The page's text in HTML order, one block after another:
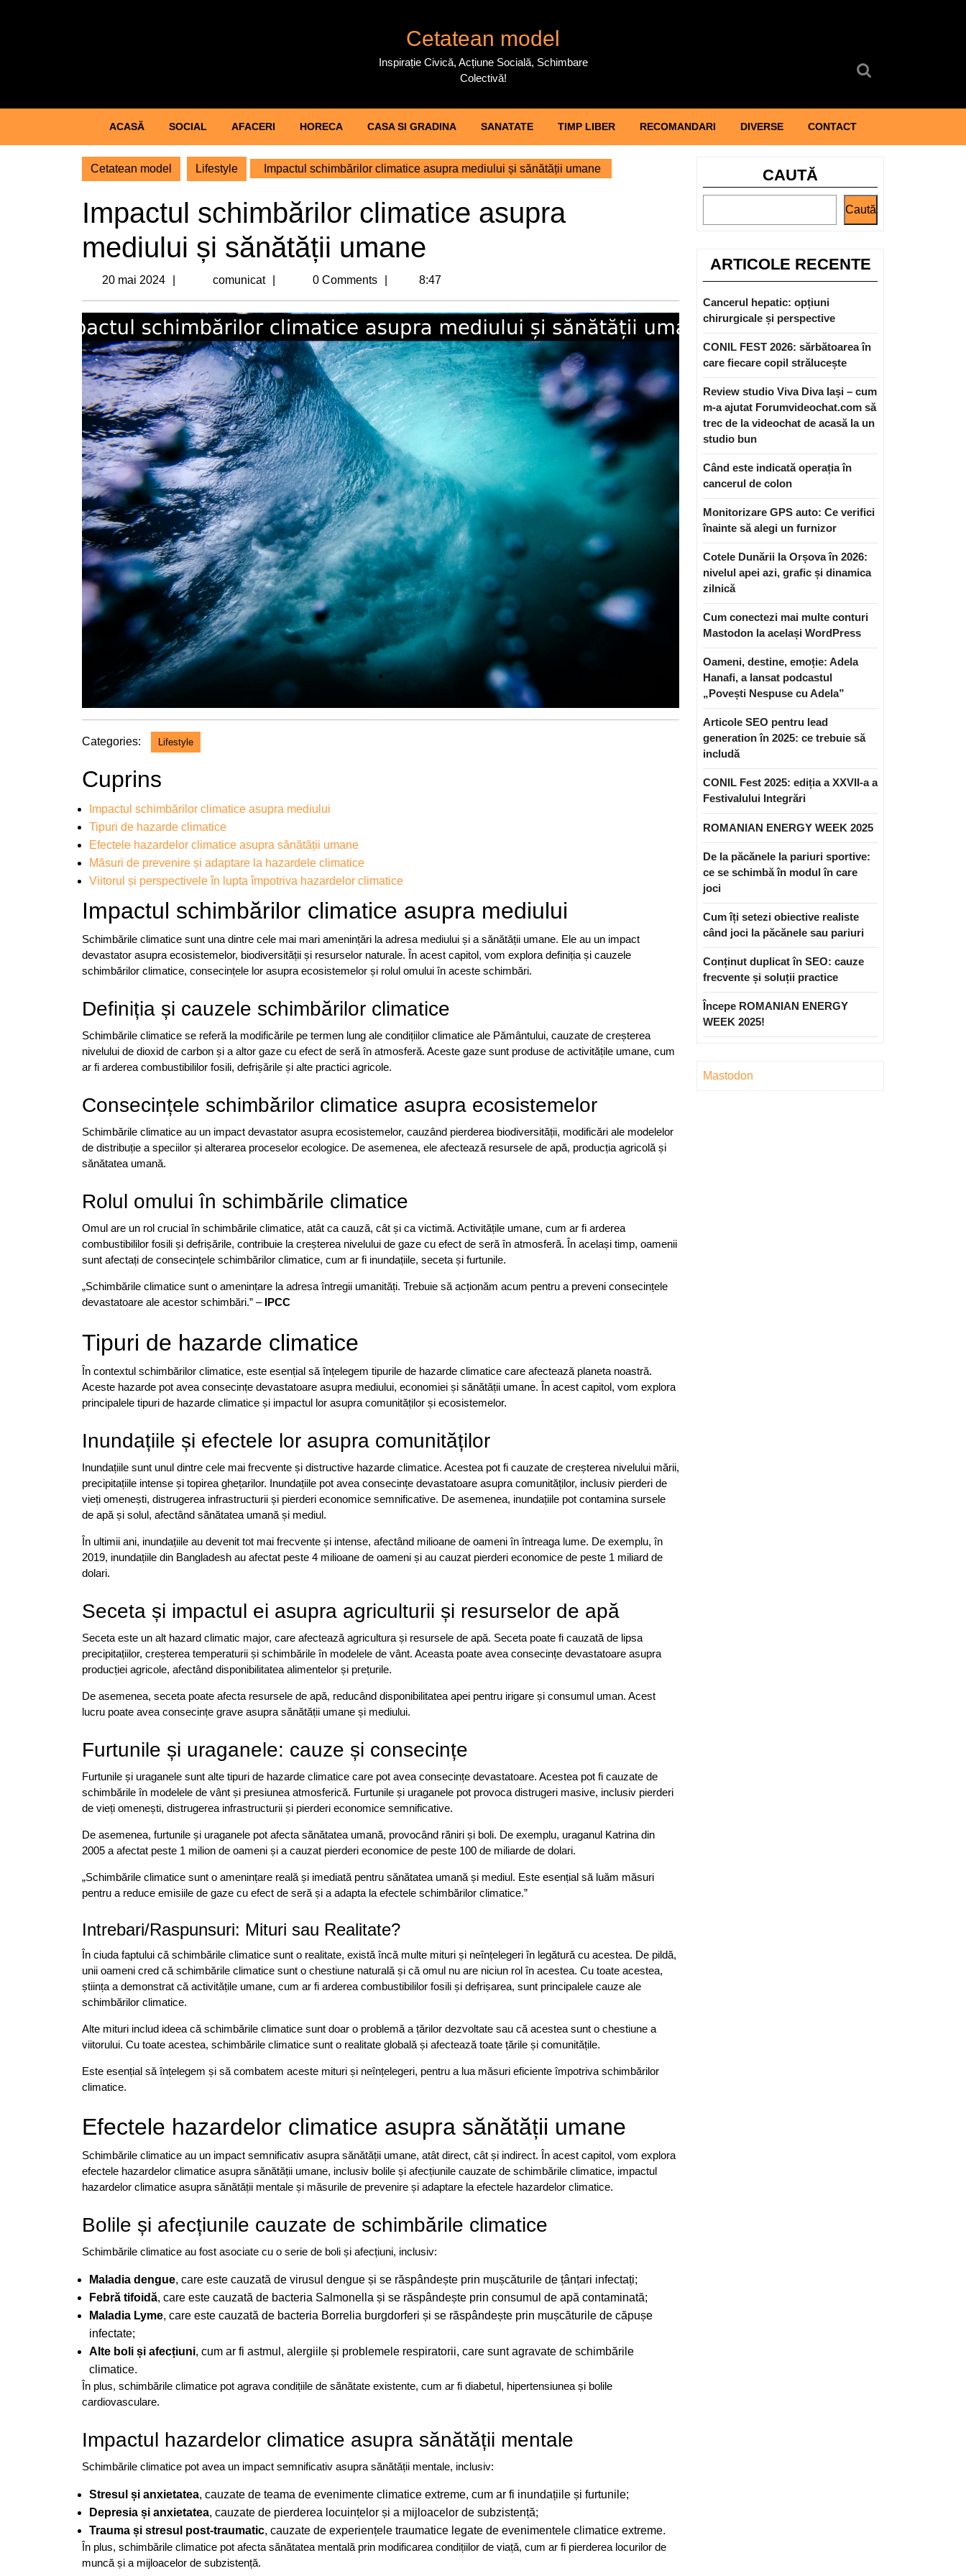
Cetatean model
Inspirație Civică, Acțiune Socială, Schimbare
Colectivă!
ACASĂ SOCIAL AFACERI HORECA CASA SI GRADINA SANATATE TIMP LIBER RECOMANDARI DIVERSE CONTACT
Cetatean model Lifestyle Impactul schimbărilor climatice asupra mediului și sănătății umane
Impactul schimbărilor climatice asupra
mediului și sănătății umane
20 mai 2024
2024
comunicat comunicat
0 Comments 8:47
Categories: Lifestyle
Cuprins
Impactul schimbărilor climatice asupra mediului
Tipuri de hazarde climatice
Efectele hazardelor climatice asupra sănătății umane
Măsuri de prevenire și adaptare la hazardele climatice
Viitorul și perspectivele în lupta împotriva hazardelor climatice
Impactul schimbărilor climatice asupra mediului
Schimbările climatice sunt una dintre cele mai mari amenințări la adresa mediului și a sănătății umane. Ele au un impact
devastator asupra ecosistemelor, biodiversității și resurselor naturale. În acest capitol, vom explora definiția și cauzele
schimbărilor climatice, consecințele lor asupra ecosistemelor și rolul omului în aceste schimbări.
Definiția și cauzele schimbărilor climatice
Schimbările climatice se referă la modificările pe termen lung ale condițiilor climatice ale Pământului, cauzate de creșterea
nivelului de dioxid de carbon și a altor gaze cu efect de seră în atmosferă. Aceste gaze sunt produse de activitățile umane, cum
ar fi arderea combustibililor fosili, defrișările și alte practici agricole.
Consecințele schimbărilor climatice asupra ecosistemelor
Schimbările climatice au un impact devastator asupra ecosistemelor, cauzând pierderea biodiversității, modificări ale modelelor
de distribuție a speciilor și alterarea proceselor ecologice. De asemenea, ele afectează resursele de apă, producția agricolă și
sănătatea umană.
Rolul omului în schimbările climatice
Omul are un rol crucial în schimbările climatice, atât ca cauză, cât și ca victimă. Activitățile umane, cum ar fi arderea
combustibililor fosili și defrișările, contribuie la creșterea nivelului de gaze cu efect de seră în atmosferă. În același timp, oamenii
sunt afectați de consecințele schimbărilor climatice, cum ar fi inundațiile, seceta și furtunile.
„Schimbările climatice sunt o amenințare la adresa întregii umanități. Trebuie să acționăm acum pentru a preveni consecințele
devastatoare ale acestor schimbări.” – IPCC
Tipuri de hazarde climatice
În contextul schimbărilor climatice, este esențial să înțelegem tipurile de hazarde climatice care afectează planeta noastră.
Aceste hazarde pot avea consecințe devastatoare asupra mediului, economiei și sănătății umane. În acest capitol, vom explora
principalele tipuri de hazarde climatice și impactul lor asupra comunităților și ecosistemelor.
Inundațiile și efectele lor asupra comunităților
Inundațiile sunt unul dintre cele mai frecvente și distructive hazarde climatice. Acestea pot fi cauzate de creșterea nivelului mării,
precipitațiile intense și topirea ghețarilor. Inundațiile pot avea consecințe devastatoare asupra comunităților, inclusiv pierderi de
vieți omenești, distrugerea infrastructurii și pierderi economice semnificative. De asemenea, inundațiile pot contamina sursele
de apă și solul, afectând sănătatea umană și mediul.
În ultimii ani, inundațiile au devenit tot mai frecvente și intense, afectând milioane de oameni în întreaga lume. De exemplu, în
2019, inundațiile din Bangladesh au afectat peste 4 milioane de oameni și au cauzat pierderi economice de peste 1 miliard de
dolari.
Seceta și impactul ei asupra agriculturii și resurselor de apă
Seceta este un alt hazard climatic major, care afectează agricultura și resursele de apă. Seceta poate fi cauzată de lipsa
precipitațiilor, creșterea temperaturii și schimbările în modelele de vânt. Aceasta poate avea consecințe devastatoare asupra
producției agricole, afectând disponibilitatea alimentelor și prețurile.
De asemenea, seceta poate afecta resursele de apă, reducând disponibilitatea apei pentru irigare și consumul uman. Acest
lucru poate avea consecințe grave asupra sănătății umane și mediului.
Furtunile și uraganele: cauze și consecințe
Furtunile și uraganele sunt alte tipuri de hazarde climatice care pot avea consecințe devastatoare. Acestea pot fi cauzate de
schimbările în modelele de vânt și presiunea atmosferică. Furtunile și uraganele pot provoca distrugeri masive, inclusiv pierderi
de vieți omenești, distrugerea infrastructurii și pierderi economice semnificative.
De asemenea, furtunile și uraganele pot afecta sănătatea umană, provocând răniri și boli. De exemplu, uraganul Katrina din
2005 a afectat peste 1 milion de oameni și a cauzat pierderi economice de peste 100 de miliarde de dolari.
„Schimbările climatice sunt o amenințare reală și imediată pentru sănătatea umană și mediul. Este esențial să luăm măsuri
pentru a reduce emisiile de gaze cu efect de seră și a adapta la efectele schimbărilor climatice.”
Intrebari/Raspunsuri: Mituri sau Realitate?
În ciuda faptului că schimbările climatice sunt o realitate, există încă multe mituri și neînțelegeri în legătură cu acestea. De pildă,
unii oameni cred că schimbările climatice sunt o chestiune naturală și că omul nu are niciun rol în acestea. Cu toate acestea,
știința a demonstrat că activitățile umane, cum ar fi arderea combustibililor fosili și defrișarea, sunt principalele cauze ale
schimbărilor climatice.
Alte mituri includ ideea că schimbările climatice sunt doar o problemă a țărilor dezvoltate sau că acestea sunt o chestiune a
viitorului. Cu toate acestea, schimbările climatice sunt o realitate globală și afectează toate țările și comunitățile.
Este esențial să înțelegem și să combatem aceste mituri și neînțelegeri, pentru a lua măsuri eficiente împotriva schimbărilor
climatice.
Efectele hazardelor climatice asupra sănătății umane
Schimbările climatice au un impact semnificativ asupra sănătății umane, atât direct, cât și indirect. În acest capitol, vom explora
efectele hazardelor climatice asupra sănătății umane, inclusiv bolile și afecțiunile cauzate de schimbările climatice, impactul
hazardelor climatice asupra sănătății mentale și măsurile de prevenire și adaptare la efectele hazardelor climatice.
Bolile și afecțiunile cauzate de schimbările climatice
Schimbările climatice au fost asociate cu o serie de boli și afecțiuni, inclusiv:
Maladia dengue, care este cauzată de virusul dengue și se răspândește prin mușcăturile de țânțari infectați;
Febră tifoidă, care este cauzată de bacteria Salmonella și se răspândește prin consumul de apă contaminată;
Maladia Lyme, care este cauzată de bacteria Borrelia burgdorferi și se răspândește prin mușcăturile de căpușe
infectate;
Alte boli și afecțiuni, cum ar fi astmul, alergiile și problemele respiratorii, care sunt agravate de schimbările
climatice.
În plus, schimbările climatice pot agrava condițiile de sănătate existente, cum ar fi diabetul, hipertensiunea și bolile
cardiovasculare.
Impactul hazardelor climatice asupra sănătății mentale
Schimbările climatice pot avea un impact semnificativ asupra sănătății mentale, inclusiv:
Stresul și anxietatea, cauzate de teama de evenimente climatice extreme, cum ar fi inundațiile și furtunile;
Depresia și anxietatea, cauzate de pierderea locuințelor și a mijloacelor de subzistență;
Trauma și stresul post-traumatic, cauzate de experiențele traumatice legate de evenimentele climatice extreme.
În plus, schimbările climatice pot afecta sănătatea mentală prin modificarea condițiilor de viață, cum ar fi pierderea locurilor de
muncă și a mijloacelor de subzistență.
CAUTĂ
Caută
ARTICOLE RECENTE
Cancerul hepatic: opțiuni
chirurgicale și perspective
CONIL FEST 2026: sărbătoarea în
care fiecare copil strălucește
Review studio Viva Diva Iași – cum
m-a ajutat Forumvideochat.com să
trec de la videochat de acasă la un
studio bun
Când este indicată operația în
cancerul de colon
Monitorizare GPS auto: Ce verifici
înainte să alegi un furnizor
Cotele Dunării la Orșova în 2026:
nivelul apei azi, grafic și dinamica
zilnică
Cum conectezi mai multe conturi
Mastodon la același WordPress
Oameni, destine, emoție: Adela
Hanafi, a lansat podcastul
„Povești Nespuse cu Adela”
Articole SEO pentru lead
generation în 2025: ce trebuie să
includă
CONIL Fest 2025: ediția a XXVII-a a
Festivalului Integrări
ROMANIAN ENERGY WEEK 2025
De la păcănele la pariuri sportive:
ce se schimbă în modul în care
joci
Cum îți setezi obiective realiste
când joci la păcănele sau pariuri
Conținut duplicat în SEO: cauze
frecvente și soluții practice
Începe ROMANIAN ENERGY
WEEK 2025!
Mastodon